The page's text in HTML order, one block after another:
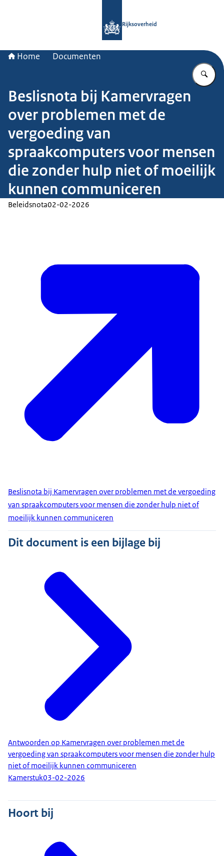
Rijksoverheid
Home Documenten
Beslisnota bij Kamervragen
over problemen met de
vergoeding van
spraakcomputers voor mensen
die zonder hulp niet of moeilijk
kunnen communiceren
Beleidsnota02-02-2026
Beslisnota bij Kamervragen over problemen met de vergoeding
van spraakcomputers voor mensen die zonder hulp niet of
moeilijk kunnen communiceren
Dit document is een bijlage bij
Antwoorden op Kamervragen over problemen met de
vergoeding van spraakcomputers voor mensen die zonder hulp
niet of moeilijk kunnen communiceren
Kamerstuk03-02-2026
Hoort bij